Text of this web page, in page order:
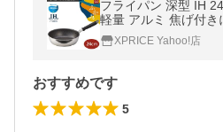
フライパン 深型 IH
軽量 アルミ 焦げ付き
かみ 北陸アルミニウ
XPRICE Yahoo!店
おすすめです
5